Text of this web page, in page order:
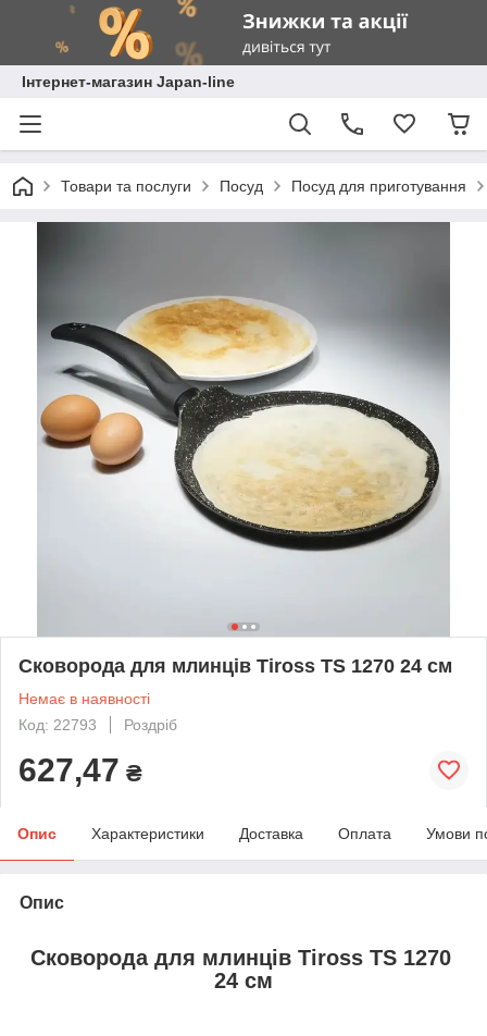
Інтернет-магазин Japan-line
Товари та послуги Посуд Посуд для приготування
Сковорода для млинців Tiross TS 1270 24 см
Немає в наявності
Код: 22793
Роздріб
627,47 ₴
Опис Характеристики Доставка Оплата Умови
Опис
Сковорода для млинців Tiross TS 1270
24 см